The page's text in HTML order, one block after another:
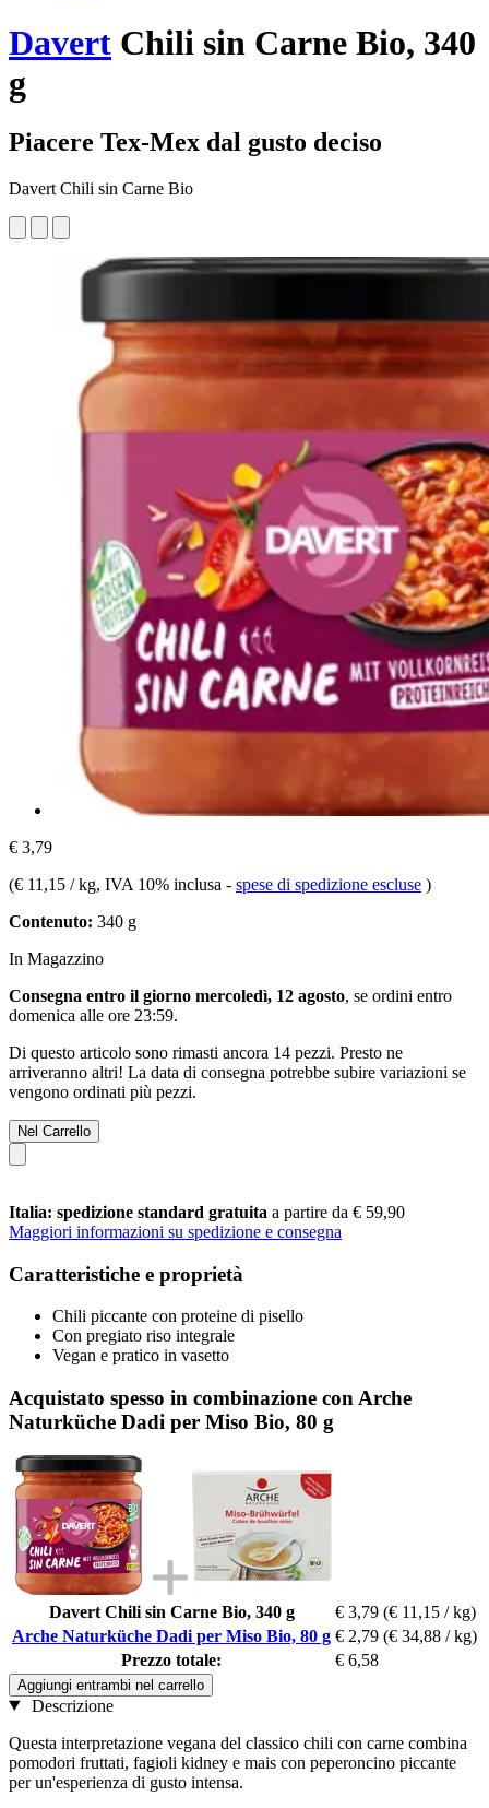
Davert Chili sin Carne Bio, 340
g
Piacere Tex-Mex dal gusto deciso
Davert Chili sin Carne Bio
€ 3,79
(€ 11,15 / kg, IVA 10% inclusa - spese di spedizione escluse )
Contenuto: 340 g
In Magazzino
Consegna entro il giorno mercoledì, 12 agosto, se ordini entro
domenica alle ore 23:59.
Di questo articolo sono rimasti ancora 14 pezzi. Presto ne
arriveranno altri! La data di consegna potrebbe subire variazioni se
vengono ordinati più pezzi.
Nel Carrello
Italia: spedizione standard gratuita a partire da € 59,90
Maggiori informazioni su spedizione e consegna
Caratteristiche e proprietà
Chili piccante con proteine di pisello
Con pregiato riso integrale
Vegan e pratico in vasetto
Acquistato spesso in combinazione con Arche
Naturküche Dadi per Miso Bio, 80 g
Davert Chili sin Carne Bio, 340 g € 3,79 (€ 11,15 / kg)
Arche Naturküche Dadi per Miso Bio, 80 g € 2,79 (€ 34,88 / kg)
Prezzo totale:
€ 6,58
Aggiungi entrambi nel carrello
Descrizione
Questa interpretazione vegana del classico chili con carne combina
pomodori fruttati, fagioli kidney e mais con peperoncino piccante
per un'esperienza di gusto intensa.